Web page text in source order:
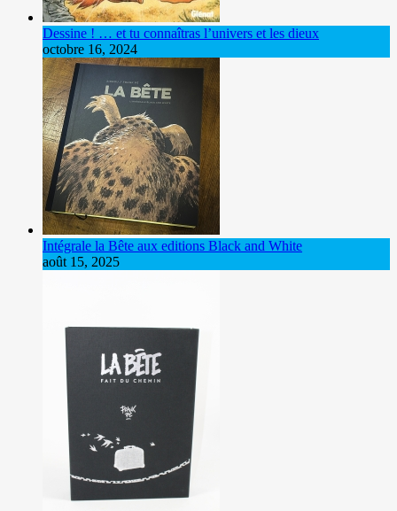
Dessine ! … et tu connaîtras l’univers et les dieux
octobre 16, 2024
Intégrale la Bête aux editions Black and White
août 15, 2025